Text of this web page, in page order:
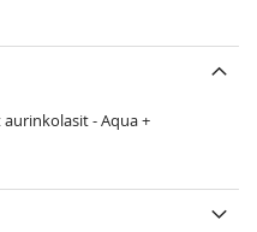
- Aqua +